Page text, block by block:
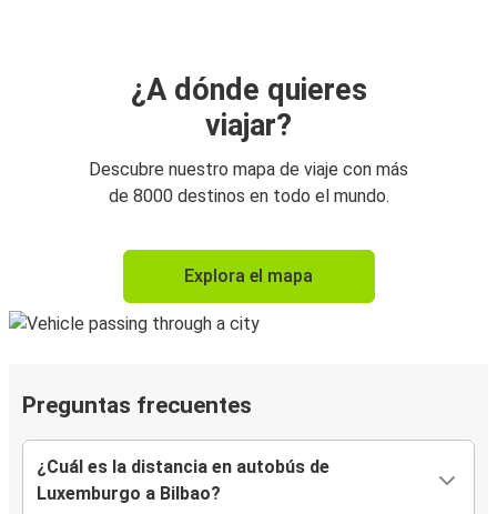
¿A dónde quieres
viajar?
Descubre nuestro mapa de viaje con más
de 8000 destinos en todo el mundo.
Explora el mapa
Preguntas frecuentes
¿Cuál es la distancia en autobús de
Luxemburgo a Bilbao?